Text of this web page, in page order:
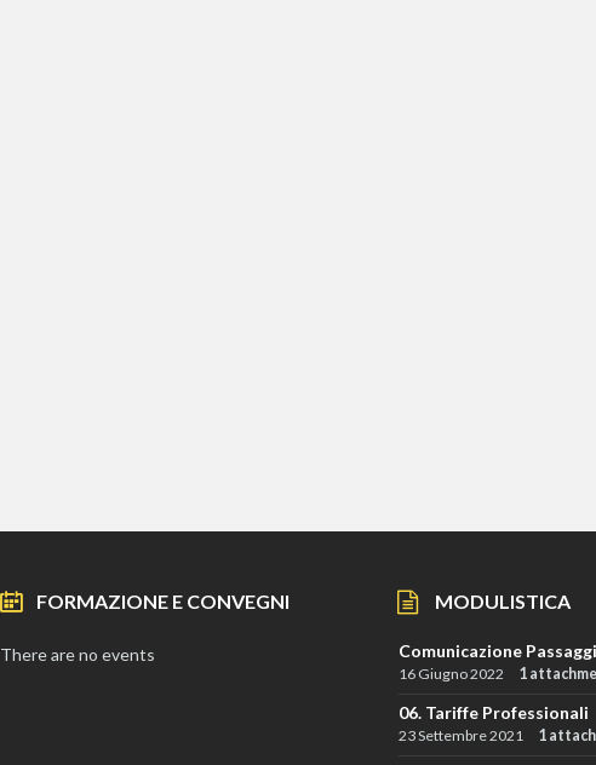
FORMAZIONE E CONVEGNI
There are no events
MODULISTICA
Comunicazione
16 Giugno 2022 1
06. Tariffe Professionali
23 Settembre 2021 1